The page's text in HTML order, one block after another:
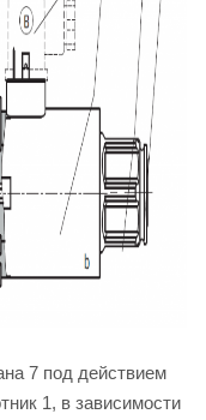
7 под действием
1, в зависимости